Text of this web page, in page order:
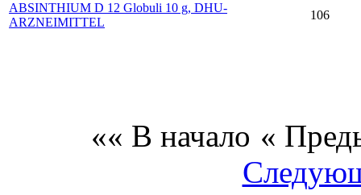
ABSINTHIUM D 12 Globuli 10 g, DHU-
ARZNEIMITTEL
106
«« В начало «